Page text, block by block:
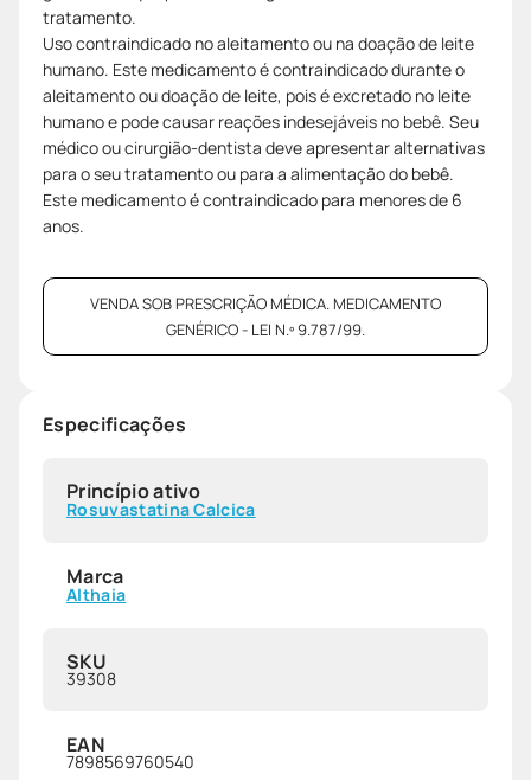
tratamento.
Uso contraindicado no aleitamento ou na doação de leite
humano. Este medicamento é contraindicado durante o
aleitamento ou doação de leite, pois é excretado no leite
humano e pode causar reações indesejáveis no bebê. Seu
médico ou cirurgião-dentista deve apresentar alternativas
para o seu tratamento ou para a alimentação do bebê.
Este medicamento é contraindicado para menores de 6
anos.
VENDA SOB PRESCRIÇÃO MÉDICA. MEDICAMENTO
GENÉRICO - LEI N.º 9.787/99.
Especificações
Princípio ativo
Rosuvastatina Calcica
Marca
Althaia
SKU
39308
EAN
7898569760540